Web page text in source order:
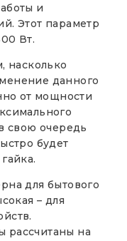
и
Этот параметр
Вт.
насколько
данного
от мощности
свою очередь
будет
для бытового
– для
рассчитаны на